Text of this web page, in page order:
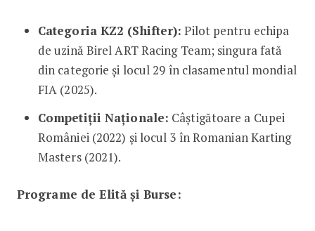
Categoria KZ2 (Shifter): Pilot pentru echipa
de uzină Birel ART Racing Team; singura fată
din categorie și locul 29 în clasamentul mondial
FIA (2025).
Competiții Naționale: Câștigătoare a Cupei
României (2022) și locul 3 în Romanian Karting
Masters (2021).
Programe de Elită și Burse: